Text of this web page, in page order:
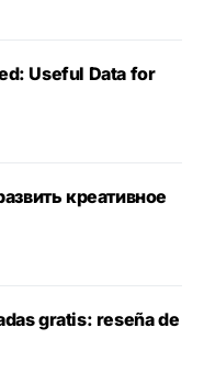
Useful Data for
креативное
gratis: reseña de